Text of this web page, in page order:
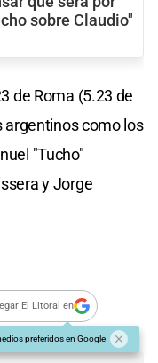
sobre Claudio"
de Roma (5.23 de
argentinos como los
"Tucho"
y Jorge
El Litoral en
preferidos en Google